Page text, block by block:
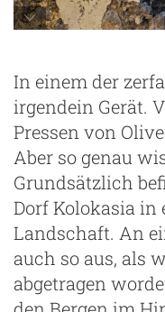
In einem der
irgendein Gerät.
Pressen von
Aber so genau
Grundsätzlich
Dorf Kolokasia in
Landschaft. An
auch so aus, als
abgetragen